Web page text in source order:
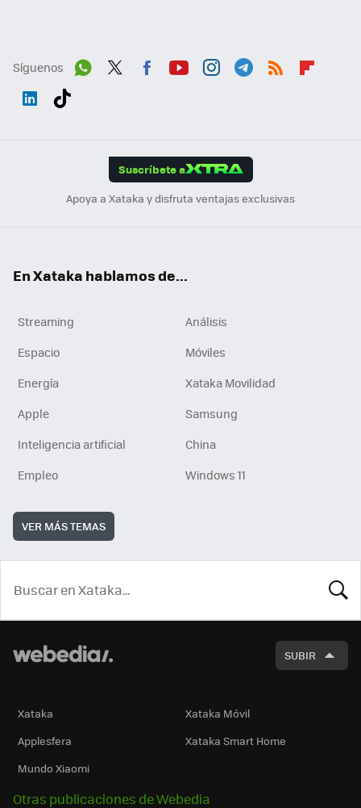
Síguenos
Suscríbete a
Apoya a Xataka y disfruta ventajas exclusivas
En Xataka hablamos de...
Streaming
Análisis
Espacio
Móviles
Energía
Xataka Movilidad
Apple
Samsung
Inteligencia artificial
China
Empleo
Windows 11
VER MÁS TEMAS
SUBIR
Xataka
Xataka Móvil
Applesfera
Xataka Smart Home
Mundo Xiaomi
Otras publicaciones de Webedia